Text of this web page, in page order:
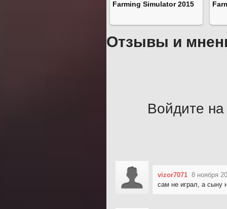
Farming Simulator 2015
Отзывы и
Войдите на
vizor7071 8 ноября
сам не играл, а сыну